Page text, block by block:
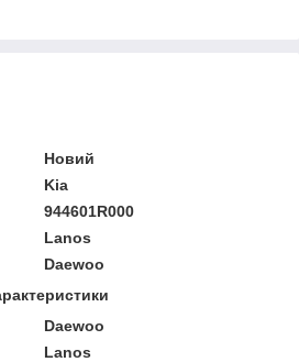
Новий
Kia
944601R000
Lanos
Daewoo
Daewoo
Lanos